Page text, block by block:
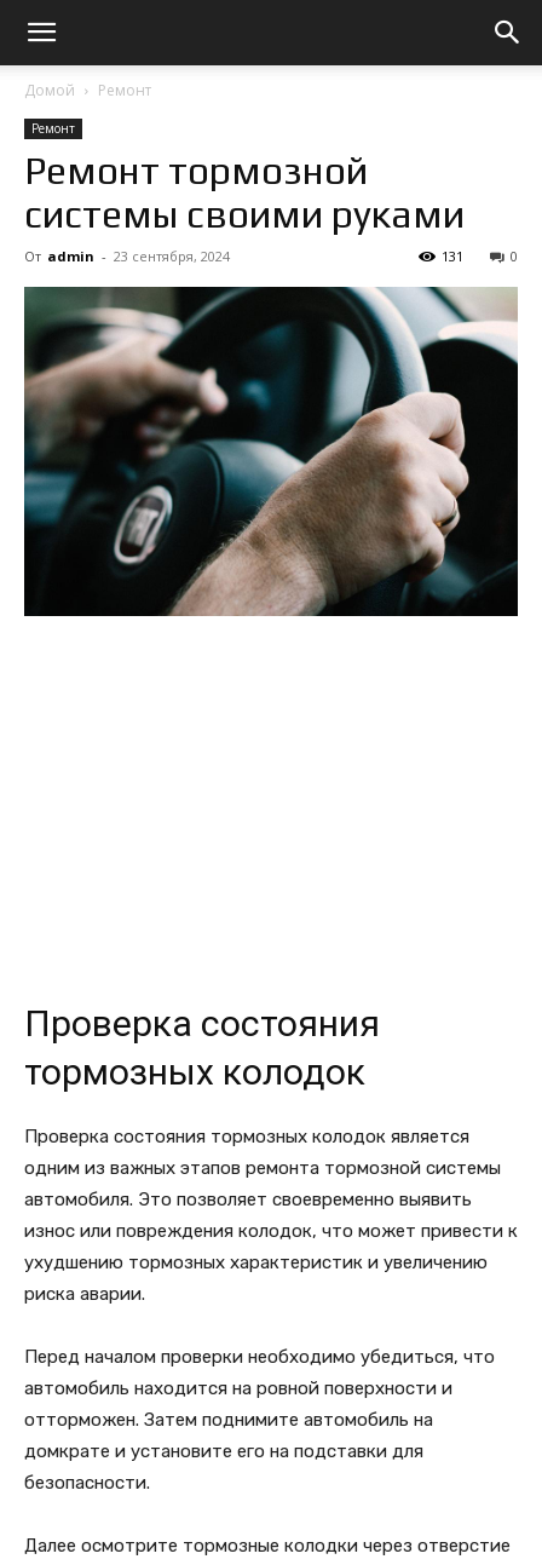
Домой Ремонт
Ремонт
Ремонт тормозной
системы своими руками
От admin - 23 сентября, 2024 0
131
Проверка состояния
тормозных колодок
Проверка состояния тормозных колодок является
одним из важных этапов ремонта тормозной системы
автомобиля. Это позволяет своевременно выявить
износ или повреждения колодок, что может привести к
ухудшению тормозных характеристик и увеличению
риска аварии.
Перед началом проверки необходимо убедиться, что
автомобиль находится на ровной поверхности и
отторможен. Затем поднимите автомобиль на
домкрате и установите его на подставки для
безопасности.
Далее осмотрите тормозные колодки через отверстие